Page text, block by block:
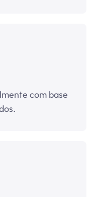
com base